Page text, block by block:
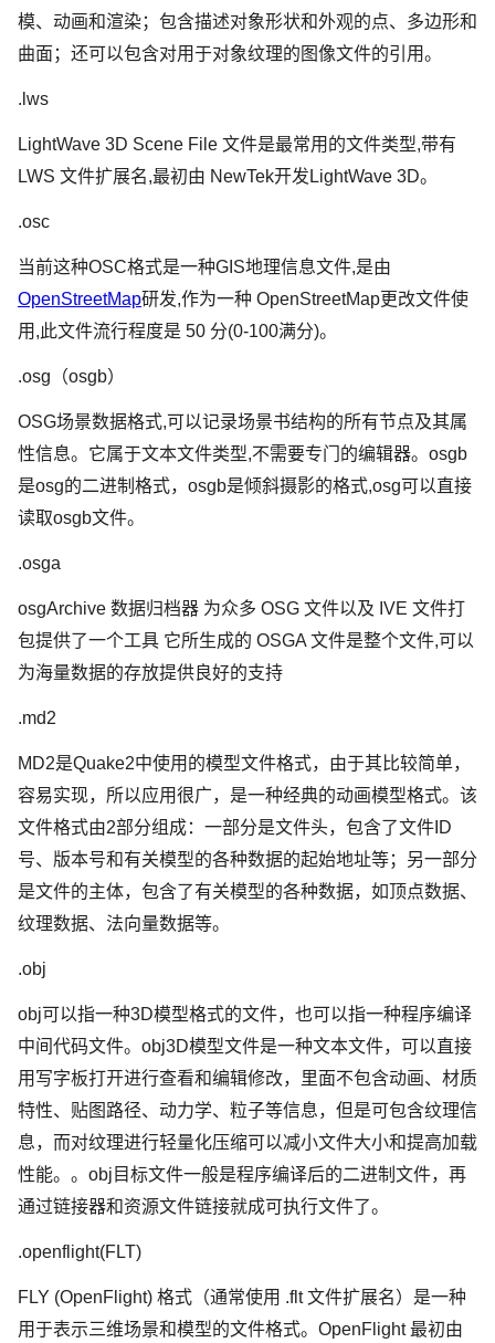
模、动画和渲染；包含描述对象形状和外观的点、多边形和
曲面；还可以包含对用于对象纹理的图像文件的引用。
.lws
LightWave 3D Scene File 文件是最常用的文件类型,带有
LWS 文件扩展名,最初由 NewTek开发LightWave 3D。
.osc
当前这种OSC格式是一种GIS地理信息文件,是由
OpenStreetMap研发,作为一种 OpenStreetMap更改文件使
用,此文件流行程度是 50 分(0-100满分)。
.osg（osgb）
OSG场景数据格式,可以记录场景书结构的所有节点及其属
性信息。它属于文本文件类型,不需要专门的编辑器。osgb
是osg的二进制格式，osgb是倾斜摄影的格式,osg可以直接
读取osgb文件。
.osga
osgArchive 数据归档器 为众多 OSG 文件以及 IVE 文件打
包提供了一个工具 它所生成的 OSGA 文件是整个文件,可以
为海量数据的存放提供良好的支持
.md2
MD2是Quake2中使用的模型文件格式，由于其比较简单，
容易实现，所以应用很广，是一种经典的动画模型格式。该
文件格式由2部分组成：一部分是文件头，包含了文件ID
号、版本号和有关模型的各种数据的起始地址等；另一部分
是文件的主体，包含了有关模型的各种数据，如顶点数据、
纹理数据、法向量数据等。
.obj
obj可以指一种3D模型格式的文件，也可以指一种程序编译
中间代码文件。obj3D模型文件是一种文本文件，可以直接
用写字板打开进行查看和编辑修改，里面不包含动画、材质
特性、贴图路径、动力学、粒子等信息，但是可包含纹理信
息，而对纹理进行轻量化压缩可以减小文件大小和提高加载
性能。。obj目标文件一般是程序编译后的二进制文件，再
通过链接器和资源文件链接就成可执行文件了。
.openflight(FLT)
FLY (OpenFlight) 格式（通常使用 .flt 文件扩展名）是一种
用于表示三维场景和模型的文件格式。OpenFlight 最初由